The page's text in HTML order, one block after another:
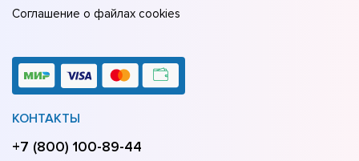
Соглашение о файлах cookies
КОНТАКТЫ
+7 (800) 100-89-44